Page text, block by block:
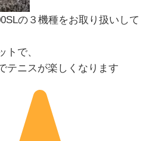
の３機種をお取り扱いして
トで、
テニスが楽しくなります